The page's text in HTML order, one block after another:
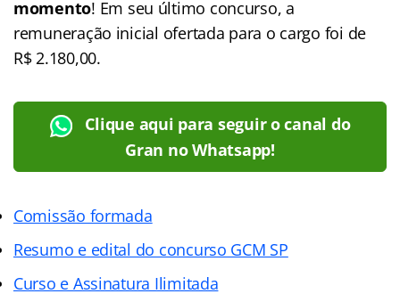
momento! Em seu último concurso, a
remuneração inicial ofertada para o cargo foi de
R$ 2.180,00.
Clique aqui para seguir o canal do
Gran no Whatsapp!
Comissão formada
Resumo e edital do concurso GCM SP
Curso e Assinatura Ilimitada